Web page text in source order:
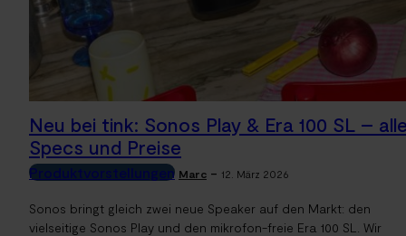
Neu bei tink: Sonos Play & Era 100 SL –
Specs und Preise
Produktvorstellungen Marc - 12. März 2026
Sonos bringt gleich zwei neue Speaker auf den Markt: den
vielseitige Sonos Play und den mikrofon-freie Era 100 SL. Wir